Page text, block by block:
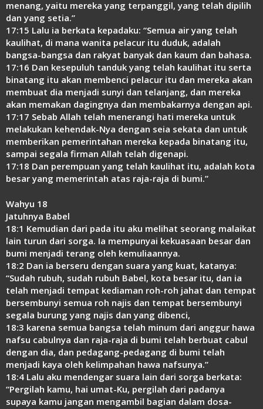
menang, yaitu mereka yang terpanggil, yang telah dipilih
dan yang setia.”
17:15 Lalu ia berkata kepadaku: “Semua air yang telah
kaulihat, di mana wanita pelacur itu duduk, adalah
bangsa-bangsa dan rakyat banyak dan kaum dan bahasa.
17:16 Dan kesepuluh tanduk yang telah kaulihat itu serta
binatang itu akan membenci pelacur itu dan mereka akan
membuat dia menjadi sunyi dan telanjang, dan mereka
akan memakan dagingnya dan membakarnya dengan api.
17:17 Sebab Allah telah menerangi hati mereka untuk
melakukan kehendak-Nya dengan seia sekata dan untuk
memberikan pemerintahan mereka kepada binatang itu,
sampai segala firman Allah telah digenapi.
17:18 Dan perempuan yang telah kaulihat itu, adalah kota
besar yang memerintah atas raja-raja di bumi.”
Wahyu 18
Jatuhnya Babel
18:1 Kemudian dari pada itu aku melihat seorang malaikat
lain turun dari sorga. Ia mempunyai kekuasaan besar dan
bumi menjadi terang oleh kemuliaannya.
18:2 Dan ia berseru dengan suara yang kuat, katanya:
“Sudah rubuh, sudah rubuh Babel, kota besar itu, dan ia
telah menjadi tempat kediaman roh-roh jahat dan tempat
bersembunyi semua roh najis dan tempat bersembunyi
segala burung yang najis dan yang dibenci,
18:3 karena semua bangsa telah minum dari anggur hawa
nafsu cabulnya dan raja-raja di bumi telah berbuat cabul
dengan dia, dan pedagang-pedagang di bumi telah
menjadi kaya oleh kelimpahan hawa nafsunya.”
18:4 Lalu aku mendengar suara lain dari sorga berkata:
“Pergilah kamu, hai umat-Ku, pergilah dari padanya
supaya kamu jangan mengambil bagian dalam dosa-